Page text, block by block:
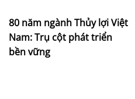
80 năm ngành Thủy lợi Việt
Nam: Trụ cột phát triển
bền vững